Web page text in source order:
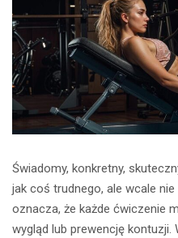
Świadomy, konkretny,
jak coś trudnego, ale wcale
oznacza, że każde ćwiczenie
wygląd lub prewencję kontuzji.